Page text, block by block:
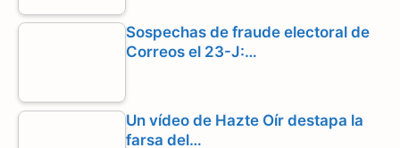
Sospechas de fraude electoral de
Correos el 23-J:…
Un vídeo de Hazte Oír destapa la
farsa del…